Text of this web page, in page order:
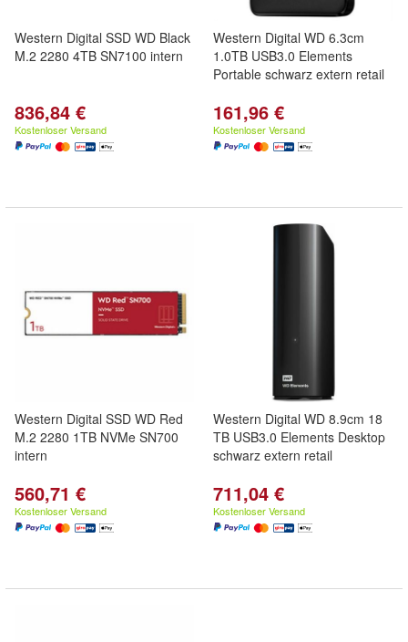
Western Digital SSD WD Black
M.2 2280 4TB SN7100 intern
836,84 €
Kostenloser Versand
Western Digital WD 6.3cm
1.0TB USB3.0 Elements
Portable schwarz extern retail
161,96 €
Kostenloser Versand
Western Digital SSD WD Red
M.2 2280 1TB NVMe SN700
intern
560,71 €
Kostenloser Versand
Western Digital WD 8.9cm 18
TB USB3.0 Elements Desktop
schwarz extern retail
711,04 €
Kostenloser Versand